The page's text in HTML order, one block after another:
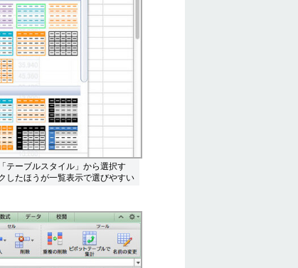
テーブルスタイル」から選択す
したほうが一覧表示で選びやすい